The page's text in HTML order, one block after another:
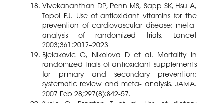
Vivekananthan DP, Penn MS, Sapp SK, Hsu A,
Topol EJ. Use of antioxidant vitamins for the
prevention of cardiovascular disease: meta-
analysis of randomized trials. Lancet
2003;361:2017–2023.
Bjelakovic G, Nikolova D et al. Mortality in
randomized trials of antioxidant supplements
for primary and secondary prevention:
systematic review and meta- analysis. JAMA.
2007 Feb 28;297(8):842-57.